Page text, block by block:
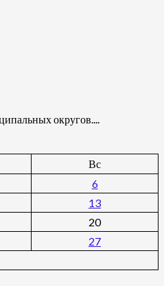
округов....
Вс
6
13
20
27